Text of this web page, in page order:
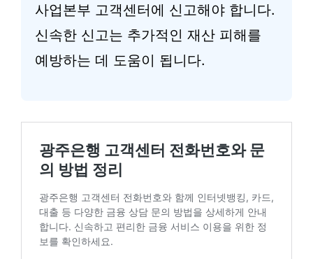
사업본부 고객센터에 신고해야 합니다.
신속한 신고는 추가적인 재산 피해를
예방하는 데 도움이 됩니다.